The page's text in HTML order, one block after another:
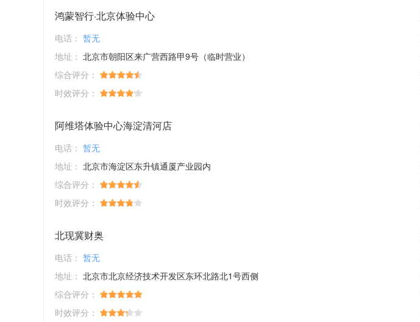
鸿蒙智行·北京体验中心
电话： 暂无
地址： 北京市朝阳区来广营西路甲9号（临时营业）
综合评分：
时效评分：
阿维塔体验中心海淀清河店
电话： 暂无
地址： 北京市海淀区东升镇通厦产业园内
综合评分：
时效评分：
北现冀财奥
电话： 暂无
地址： 北京市北京经济技术开发区东环北路北1号西侧
综合评分：
时效评分：